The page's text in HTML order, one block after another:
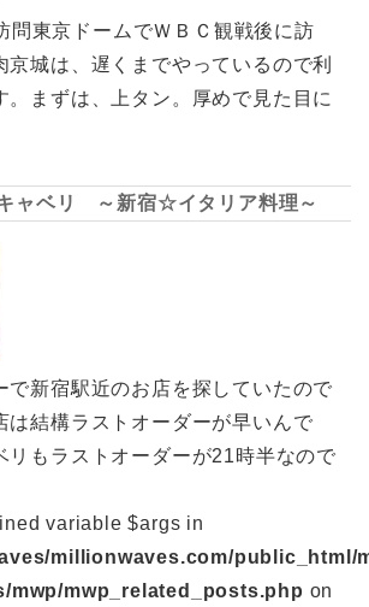
問東京ドームでＷＢＣ観戦後に訪
京城は、遅くまでやっているので利
。まずは、上タン。厚めで見た目に
ャベリ ～新宿☆イタリア料理～
で新宿駅近のお店を探していたので
は結構ラストオーダーが早いんで
リもラストオーダーが21時半なので
variable $args in
millionwaves.com/public_html/
mwp/mwp_related_posts.php on